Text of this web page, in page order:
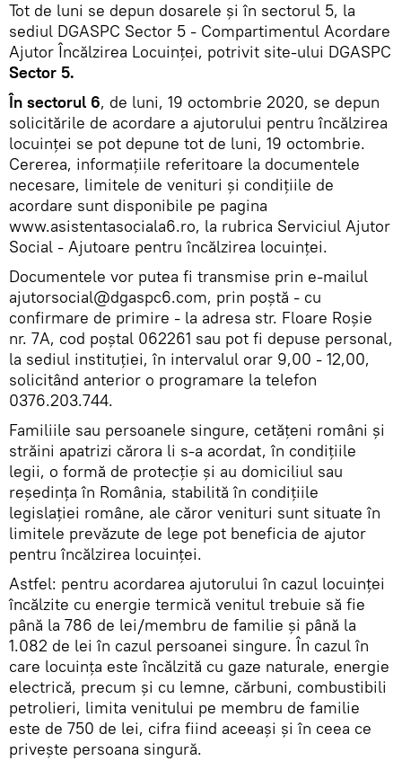
Tot de luni se depun dosarele și în sectorul 5, la
sediul DGASPC Sector 5 - Compartimentul Acordare
Ajutor Încălzirea Locuinţei, potrivit site-ului DGASPC
Sector 5.
În sectorul 6, de luni, 19 octombrie 2020, se depun
solicitările de acordare a ajutorului pentru încălzirea
locuinţei se pot depune tot de luni, 19 octombrie.
Cererea, informaţiile referitoare la documentele
necesare, limitele de venituri şi condiţiile de
acordare sunt disponibile pe pagina
www.asistentasociala6.ro, la rubrica Serviciul Ajutor
Social - Ajutoare pentru încălzirea locuinţei.
Documentele vor putea fi transmise prin e-mailul
ajutorsocial@dgaspc6.com, prin poştă - cu
confirmare de primire - la adresa str. Floare Roşie
nr. 7A, cod poştal 062261 sau pot fi depuse personal,
la sediul instituţiei, în intervalul orar 9,00 - 12,00,
solicitând anterior o programare la telefon
0376.203.744.
Familiile sau persoanele singure, cetățeni români și
străini apatrizi cărora li s-a acordat, în condițiile
legii, o formă de protecție și au domiciliul sau
reședința în România, stabilită în condițiile
legislației române, ale căror venituri sunt situate în
limitele prevăzute de lege pot beneficia de ajutor
pentru încălzirea locuinței.
Astfel: pentru acordarea ajutorului în cazul locuinţei
încălzite cu energie termică venitul trebuie să fie
până la 786 de lei/membru de familie şi până la
1.082 de lei în cazul persoanei singure. În cazul în
care locuinţa este încălzită cu gaze naturale, energie
electrică, precum şi cu lemne, cărbuni, combustibili
petrolieri, limita venitului pe membru de familie
este de 750 de lei, cifra fiind aceeaşi şi în ceea ce
priveşte persoana singură.